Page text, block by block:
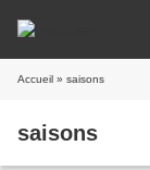
Accueil » saisons
saisons